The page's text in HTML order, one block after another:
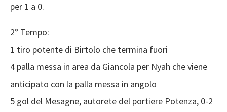
per 1 a 0.
2° Tempo:
1 tiro potente di Birtolo che termina fuori
4 palla messa in area da Giancola per Nyah che viene
anticipato con la palla messa in angolo
5 gol del Mesagne, autorete del portiere Potenza, 0-2